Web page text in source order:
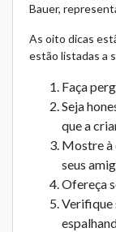
Bauer,
As oito dicas
estão listadas a
Faça
Seja
que a
Mostre à
seus
Ofereça
Verifique